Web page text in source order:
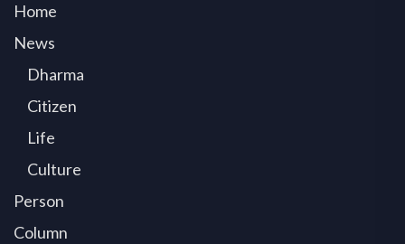
Home
News
Dharma
Citizen
Life
Culture
Person
Column